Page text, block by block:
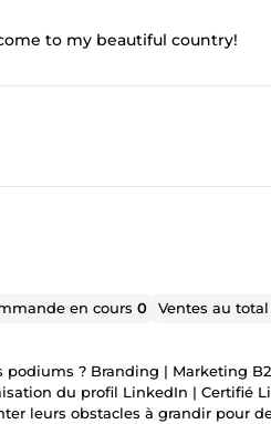
to my beautiful country!
en cours0 Ventes au
podiums ? Branding | Marketing
du profil LinkedIn | Certifié
leurs obstacles à grandir pour